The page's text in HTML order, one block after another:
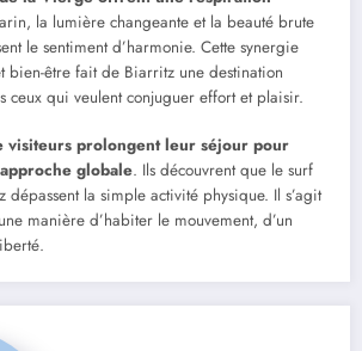
la lumière changeante et la beauté brute
le sentiment d’harmonie. Cette synergie
bien-être fait de Biarritz une destination
ceux qui veulent conjuguer effort et plaisir.
visiteurs prolongent leur séjour pour
globale. Ils découvrent que le surf
dépassent la simple activité physique. Il s’agit
manière d’habiter le mouvement, d’un